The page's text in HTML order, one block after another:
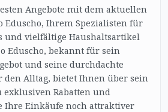
Angebote mit dem aktuellen
Eduscho, Ihrem Spezialisten für
und vielfältige Haushaltsartikel
Eduscho, bekannt für sein
und seine durchdachte
Alltag, bietet Ihnen über sein
exklusiven Rabatten und
Ihre Einkäufe noch attraktiver